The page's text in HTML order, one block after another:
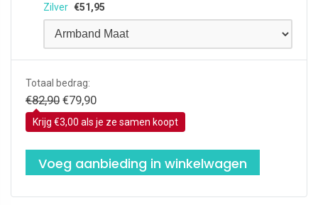
Zilver €51,95
Totaal bedrag:
€82,90 Oorspronkelijke prijs was: €82,90.
€79,90Huidige prijs is: €79,90.
Krijg €3,00 als je ze samen koopt
Voeg aanbieding in winkelwagen